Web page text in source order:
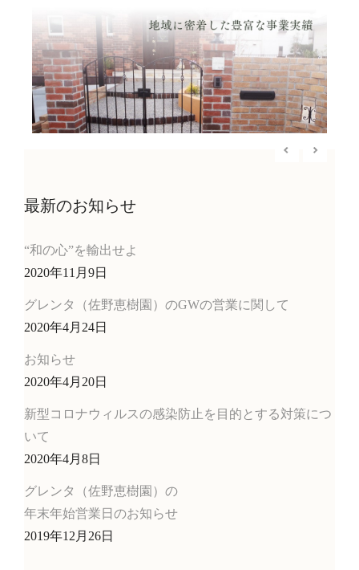
最新のお知らせ
“和の心”を輸出せよ
2020年11月9日
グレンタ（佐野恵樹園）のGWの営業に関して
2020年4月24日
お知らせ
2020年4月20日
新型コロナウィルスの感染防止を目的とする対策につ
いて
2020年4月8日
グレンタ（佐野恵樹園）の
年末年始営業日のお知らせ
2019年12月26日